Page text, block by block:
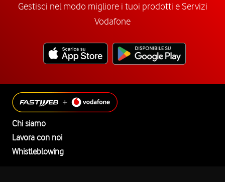
Gestisci nel modo migliore i tuoi prodotti e Servizi
Vodafone
Chi siamo
Lavora con noi
Whistleblowing